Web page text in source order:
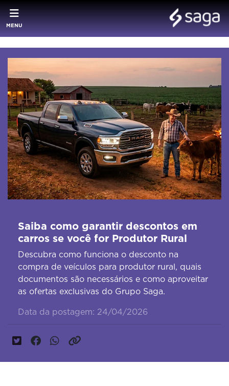
MENU
Saiba como garantir descontos em
carros se você for Produtor Rural
Descubra como funciona o desconto na
compra de veículos para produtor rural, quais
documentos são necessários e como aproveitar
as ofertas exclusivas do Grupo Saga.
Data da postagem: 24/04/2026